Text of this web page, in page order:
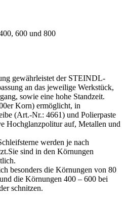
600 und 800
gewährleistet der STEINDL-
an das jeweilige Werkstück,
sowie eine hohe Standzeit.
Korn) ermöglicht, in
(Art.-Nr.: 4661) und Polierpaste
Hochglanzpolitur auf, Metallen und
werden je nach
sind in den Körnungen
besonders die Körnungen von 80
die Körnungen 400 – 600 bei
schnitzen.